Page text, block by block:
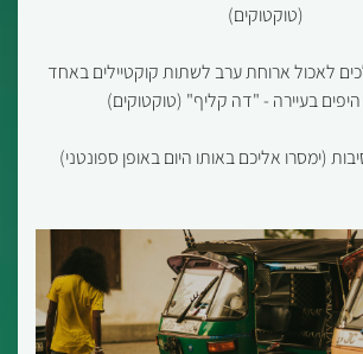
(טוקטוקים)
- 18:00 הולכים לאכול ארוחת ערב לשתות קוקטיילים באחד
בעיירה - "דה קליף" (טוקטוקים)